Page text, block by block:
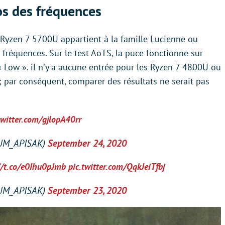
des fréquences
7 5700U appartient à la famille Lucienne ou
Sur le test AoTS, la puce fonctionne sur
». il n’y a aucune entrée pour les Ryzen 7 4800U ou
conséquent, comparer des résultats ne serait pas
gjlopA40rr
September 24, 2020
e0Ihu0pJmb pic.twitter.com/QqkJeiTfbj
September 23, 2020